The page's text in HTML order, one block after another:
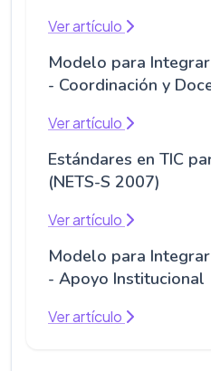
Ver artículo
Modelo para
- Coordinación y
Ver artículo
Estándares en TIC
(NETS-S 2007)
Ver artículo
Modelo para
- Apoyo Institucional
Ver artículo